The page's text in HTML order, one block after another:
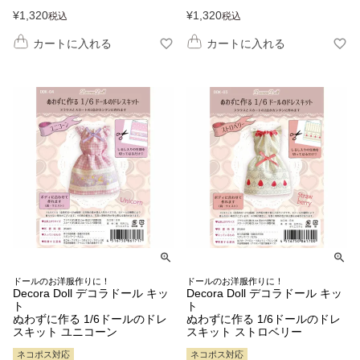
¥1,320税込
カートに入れる
¥1,320税込
カートに入れる
ドールのお洋服作りに！
Decora Doll デコラドール キッ
ト
ぬわずに作る 1/6ドールのドレ
スキット ユニコーン
ネコポス対応
ドールのお洋服作りに！
Decora Doll デコラドール キッ
ト
ぬわずに作る 1/6ドールのドレ
スキット ストロベリー
ネコポス対応